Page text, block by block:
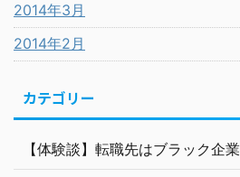
2014年3月
2014年2月
カテゴリー
【体験談】転職先はブラック企業